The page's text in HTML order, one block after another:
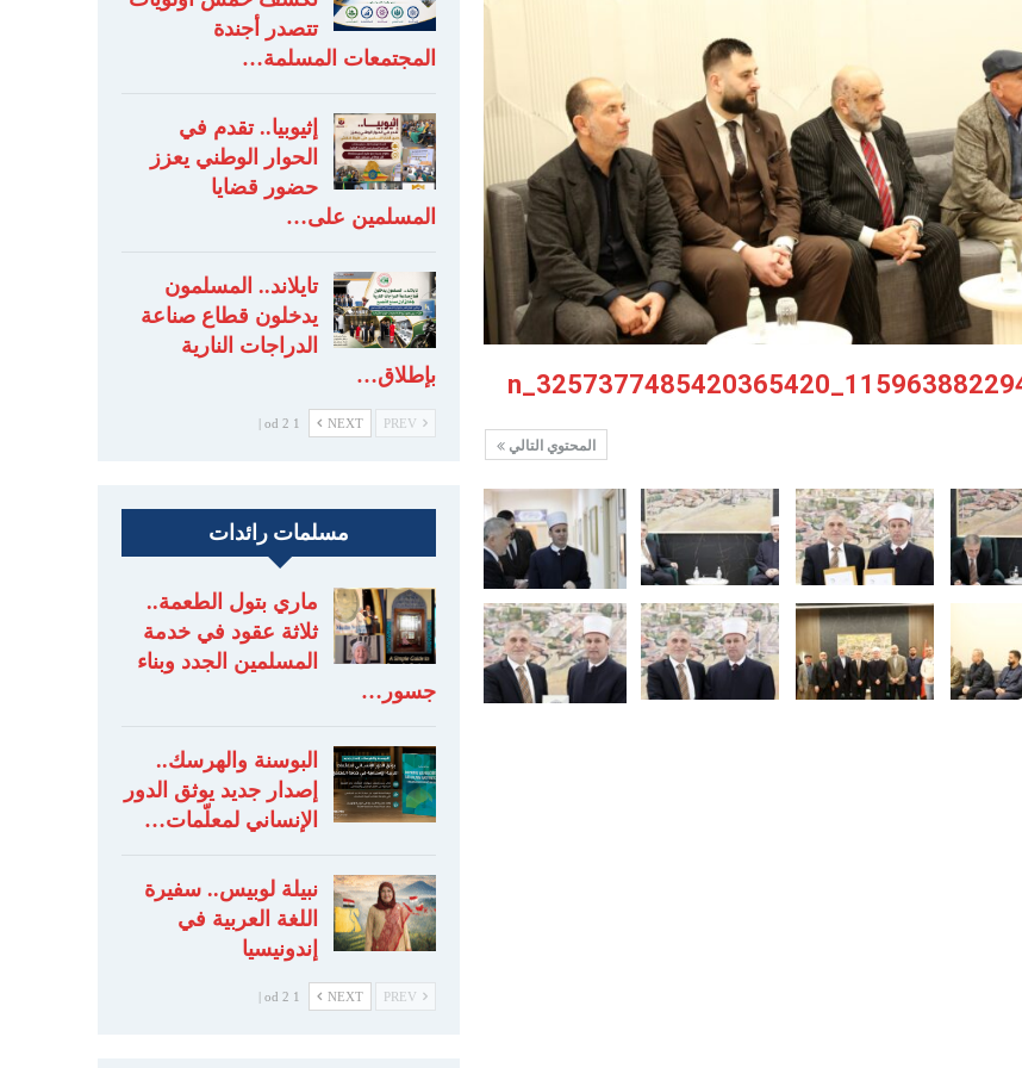
المحتوي التالي
تتصدر أجندة
المجتمعات المسلمة…
إثيوبيا.. تقدم في
الحوار الوطني يعزز
حضور قضايا
المسلمين على…
تايلاند.. المسلمون
يدخلون قطاع صناعة
الدراجات النارية
بإطلاق…
NEXT
1 od 2 |
مسلمات رائدات
ماري بتول الطعمة..
ثلاثة عقود في خدمة
المسلمين الجدد وبناء
جسور…
البوسنة والهرسك..
إصدار جديد يوثق الدور
الإنساني لمعلّمات…
نبيلة لوبيس.. سفيرة
اللغة العربية في
إندونيسيا
NEXT
1 od 2 |